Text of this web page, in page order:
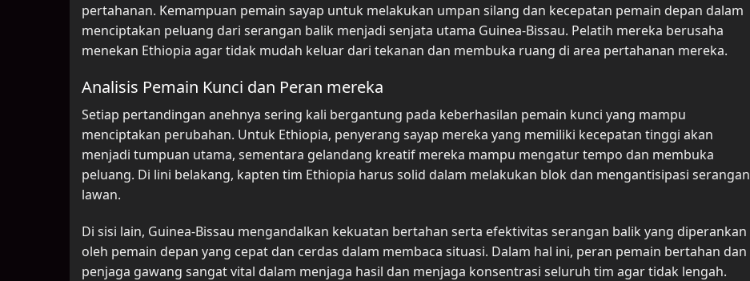
pertahanan. Kemampuan pemain sayap untuk melakukan umpan silang dan kecepatan pemain depan dalam
menciptakan peluang dari serangan balik menjadi senjata utama Guinea-Bissau. Pelatih mereka berusaha
menekan Ethiopia agar tidak mudah keluar dari tekanan dan membuka ruang di area pertahanan mereka.
Analisis Pemain Kunci dan Peran mereka
Setiap pertandingan anehnya sering kali bergantung pada keberhasilan pemain kunci yang mampu
menciptakan perubahan. Untuk Ethiopia, penyerang sayap mereka yang memiliki kecepatan tinggi akan
menjadi tumpuan utama, sementara gelandang kreatif mereka mampu mengatur tempo dan membuka
peluang. Di lini belakang, kapten tim Ethiopia harus solid dalam melakukan blok dan mengantisipasi serangan
lawan.
Di sisi lain, Guinea-Bissau mengandalkan kekuatan bertahan serta efektivitas serangan balik yang diperankan
oleh pemain depan yang cepat dan cerdas dalam membaca situasi. Dalam hal ini, peran pemain bertahan dan
penjaga gawang sangat vital dalam menjaga hasil dan menjaga konsentrasi seluruh tim agar tidak lengah.